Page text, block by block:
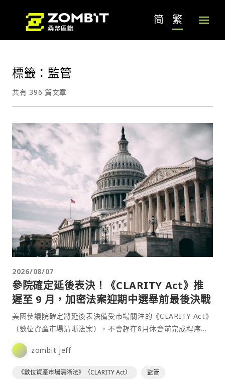
简 繁
標籤：監管
共有 396 篇文章
2026/08/07
參院確定延後表決！《CLARITY Act》推
遲至 9 月，加密法案迎期中選舉前最後決戰
美國參議院確定將延後表決備受市場關注的《CLARITY Act》
（數位資產市場清晰法案），不會趕在8月休會前完成程序性
投票，而是延至國會9月中旬復會後處理。此舉意味⋯
zombit jeff
《數位資產市場清晰法》（CLARITY Act） 監管